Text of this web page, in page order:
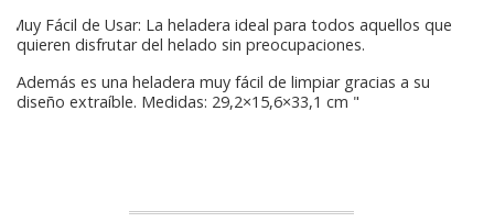
Muy Fácil de Usar: La heladera ideal para todos aquellos que
quieren disfrutar del helado sin preocupaciones.
"Además es una heladera muy fácil de limpiar gracias a su
diseño extraíble. Medidas: 29,2×15,6×33,1 cm "